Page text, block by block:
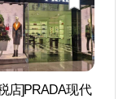
店]PRADA现代